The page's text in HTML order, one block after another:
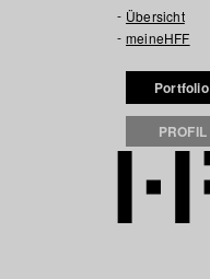
Übersicht
meineHFF
Portfolio
PROFIL